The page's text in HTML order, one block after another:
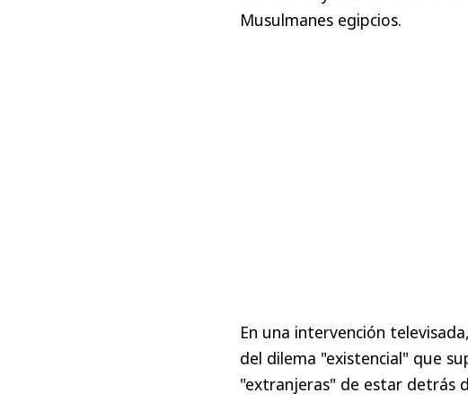
Musulmanes egipcios.
En una intervención
del dilema "existencial" que
"extranjeras" de estar detrás